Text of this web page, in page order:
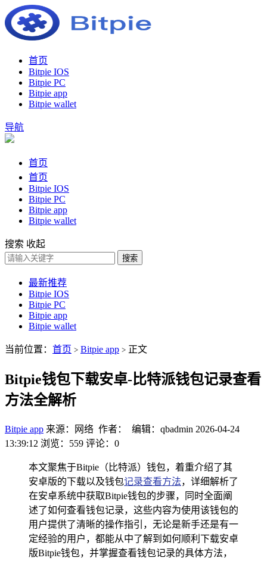
首页
Bitpie IOS
Bitpie PC
Bitpie app
Bitpie wallet
导航
首页
首页
Bitpie IOS
Bitpie PC
Bitpie app
Bitpie wallet
搜索 收起
搜索
最新推荐
Bitpie IOS
Bitpie PC
Bitpie app
Bitpie wallet
当前位置： 首页 > Bitpie app > 正文
Bitpie钱包下载安卓-比特派钱包记录查看
方法全解析
Bitpie app 来源：网络 作者： 编辑：qbadmin 2026-04-24
13:39:12 浏览：559 评论：0
本文聚焦于Bitpie（比特派）钱包，着重介绍了其
安卓版的下载以及钱包记录查看方法，详细解析了
在安卓系统中获取Bitpie钱包的步骤，同时全面阐
述了如何查看钱包记录，这些内容为使用该钱包的
用户提供了清晰的操作指引，无论是新手还是有一
定经验的用户，都能从中了解到如何顺利下载安卓
版Bitpie钱包，并掌握查看钱包记录的具体方法，